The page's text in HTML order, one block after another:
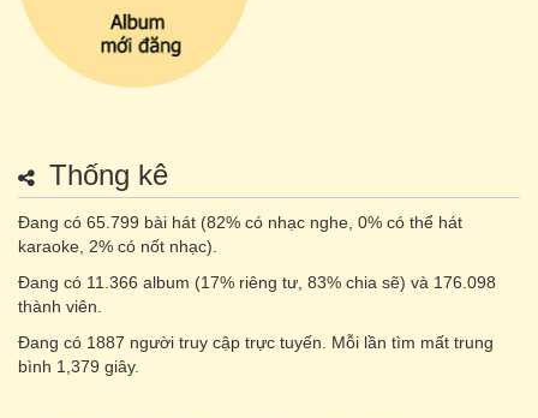
Thống kê
Đang có 65.799 bài hát (82% có nhạc nghe, 0% có thể hát
karaoke, 2% có nốt nhạc).
Đang có 11.366 album (17% riêng tư, 83% chia sẽ) và 176.098
thành viên.
Đang có 1887 người truy cập trực tuyến. Mỗi lần tìm mất trung
bình 1,379 giây.